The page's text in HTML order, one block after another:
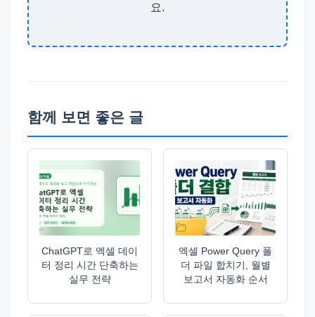
요.
함께 보면 좋은 글
ChatGPT로 엑셀 데이
터 정리 시간 단축하는
실무 전략
엑셀 Power Query 폴
더 파일 합치기, 월별
보고서 자동화 순서